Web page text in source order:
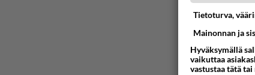
Tietoturva,
Mainonnan ja
Hyväksymällä
vaikuttaa
vastustaa tätä